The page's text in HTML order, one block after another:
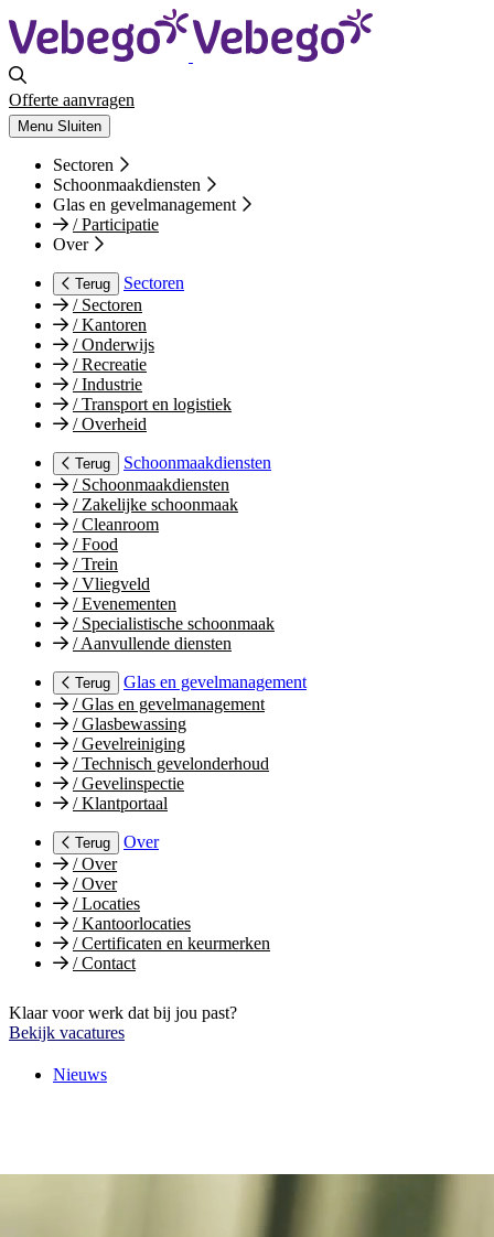
Offerte aanvragen
Menu Sluiten
Sectoren
Schoonmaakdiensten
Glas en gevelmanagement
/Participatie
Over
Terug
Sectoren
/Sectoren
/Kantoren
/Onderwijs
/Recreatie
/Industrie
/Transport en logistiek
/Overheid
Terug
Schoonmaakdiensten
/Schoonmaakdiensten
/Zakelijke schoonmaak
/Cleanroom
/Food
/Trein
/Vliegveld
/Evenementen
/Specialistische schoonmaak
/Aanvullende diensten
Terug
Glas en gevelmanagement
/Glas en gevelmanagement
/Glasbewassing
/Gevelreiniging
/Technisch gevelonderhoud
/Gevelinspectie
/Klantportaal
Terug
Over
/Over
/Over
/Locaties
/Kantoorlocaties
/Certificaten en keurmerken
/Contact
Klaar voor werk dat bij jou past?
Bekijk vacatures
Nieuws